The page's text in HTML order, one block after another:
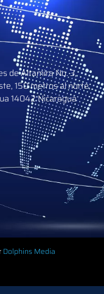
de Altamira No. 3,
150 metros al norte,
14042 Nicaragua
Dolphins Media